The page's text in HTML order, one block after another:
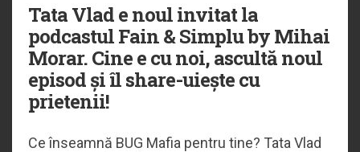
Tata Vlad e noul invitat la
podcastul Fain & Simplu by Mihai
Morar. Cine e cu noi, ascultă noul
episod și îl share-uiește cu
prietenii!
Ce înseamnă BUG Mafia pentru tine? Tata Vlad